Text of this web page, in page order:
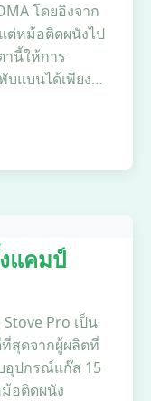
โดยอิงจาก
ต่หม้อติดผนังไป
านี้ให้การ
บแบนได้เพียง…
แคมป์
Pro เป็น
สุดจากผู้ผลิตที่
อุปกรณ์แก๊ส 15
อติดผนัง